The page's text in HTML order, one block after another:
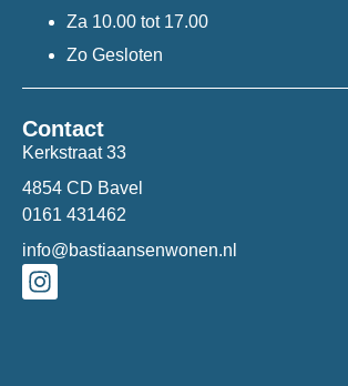
Za 10.00 tot 17.00
Zo Gesloten
Contact
Kerkstraat 33
4854 CD Bavel
0161 431462
info@bastiaansenwonen.nl